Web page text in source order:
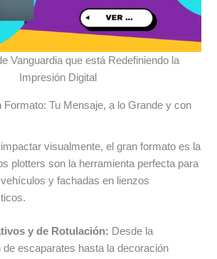
Vanguardia que está Redefiniendo la
Impresión Digital
Formato: Tu Mensaje, a lo Grande y con
visualmente, el gran formato es la
plotters son la herramienta perfecta para
y fachadas en lienzos
y de Rotulación: Desde la
de escaparates hasta la decoración